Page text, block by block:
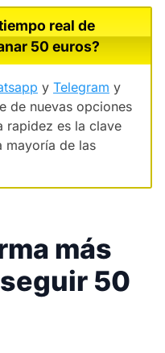
real de
50 euros?
y Telegram y
de nuevas opciones
rapidez es la clave
mayoría de las
más
50